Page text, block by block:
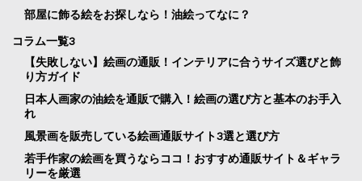
部屋に飾る絵をお探しなら！油絵ってなに？
コラム一覧3
【失敗しない】絵画の通販！インテリアに合うサイズ選びと飾
り方ガイド
日本人画家の油絵を通販で購入！絵画の選び方と基本のお手入
れ
風景画を販売している絵画通販サイト3選と選び方
若手作家の絵画を買うならココ！おすすめ通販サイト＆ギャラ
リーを厳選